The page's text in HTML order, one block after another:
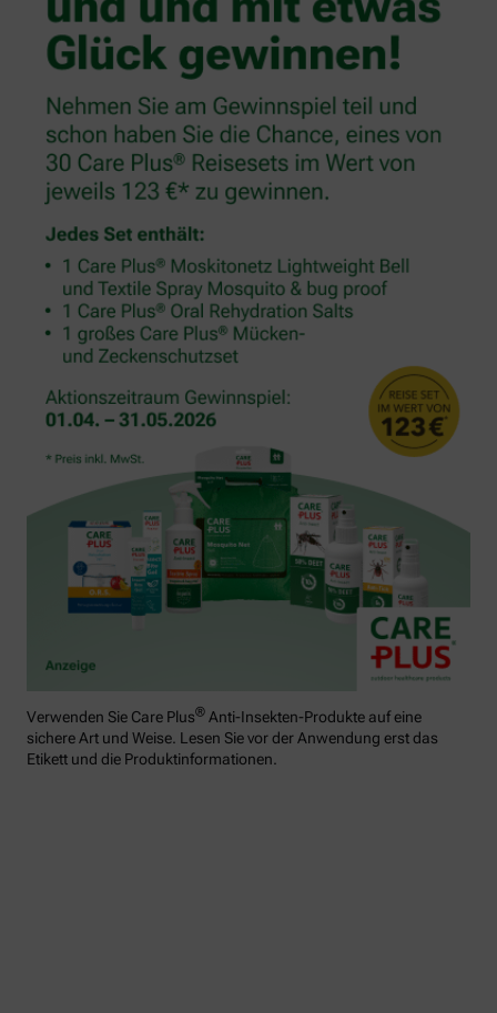
Verwenden Sie Care Plus® Anti-Insekten-Produkte auf eine
sichere Art und Weise. Lesen Sie vor der Anwendung erst das
Etikett und die Produktinformationen.